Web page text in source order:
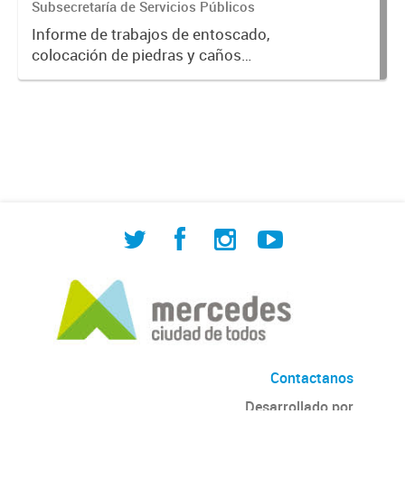
Bacheo, Servicio
Eléctrico - Noviembre
2021
Subsecretaría de Servicios Públicos
Informe de trabajos de entoscado,
colocación de piedras y caños
(zanjeo - cruce de calles) Informe
Contactanos
Desarrollado por